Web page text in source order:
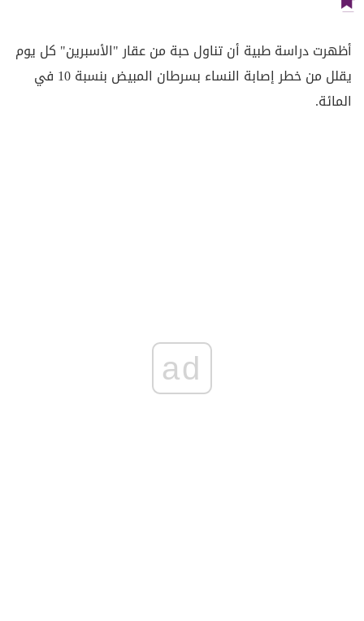
أظهرت دراسة طبية أن تناول حبة من عقار "الأسبرين" كل يوم
يقلل من خطر إصابة النساء بسرطان المبيض بنسبة 10 في
المائة.
ad